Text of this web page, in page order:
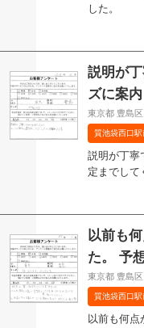
した。
説明が
ズに案
東京都 豊島
質池袋西口駅
説明が丁寧
定までして
以前も
た。 予
東京都 豊島
質池袋西口駅
以前も何点